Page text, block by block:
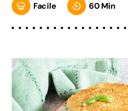
Facile 60 Min